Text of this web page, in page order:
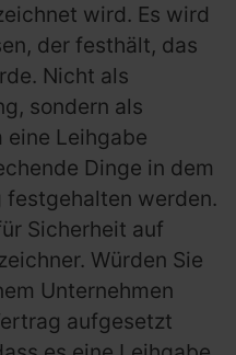
wird. Es wird
der festhält, das
Nicht als
sondern als
eine Leihgabe
Dinge in dem
werden.
Sicherheit auf
Würden Sie
Unternehmen
aufgesetzt